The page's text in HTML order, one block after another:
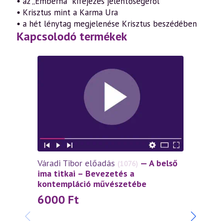
• Krisztus mint a Karma Ura
• a hét lénytag megjelenése Krisztus beszédében
Kapcsolodó termékek
Váradi Tibor előadás (1076) — A belső
ima titkai – Bevezetés a
kontempláció művészetébe
6000 Ft